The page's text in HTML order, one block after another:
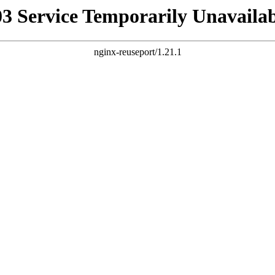
Service Temporarily
nginx-reuseport/1.21.1